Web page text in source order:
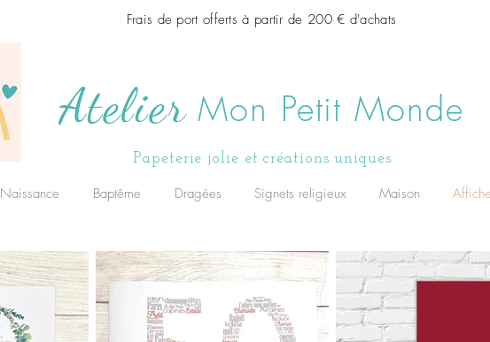
Frais de port offerts à partir de 200 € d'achats
Atelier Mon Petit Monde
Papeterie jolie et créations uniques
Naissance Baptême Dragées Signets religieux Maison